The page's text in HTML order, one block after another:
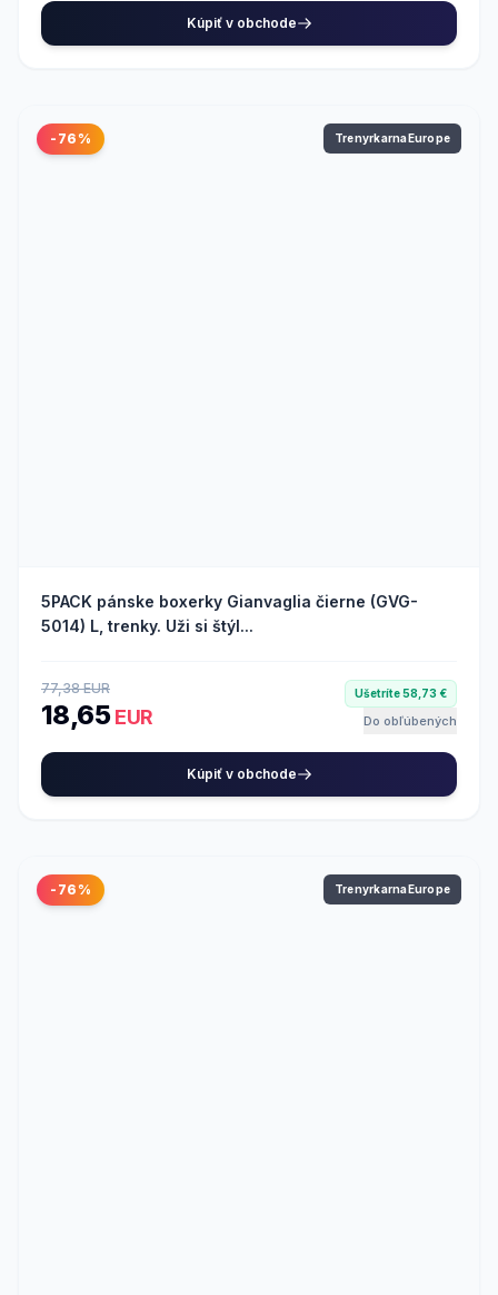
Kúpiť v obchode
-76% TrenyrkarnaEurope
5PACK pánske boxerky Gianvaglia čierne (GVG-
5014) L, trenky. Uži si štýl...
77,38 EUR
18,65EUR
Ušetríte 58,73 €
Do obľúbených
Kúpiť v obchode
-76% TrenyrkarnaEurope